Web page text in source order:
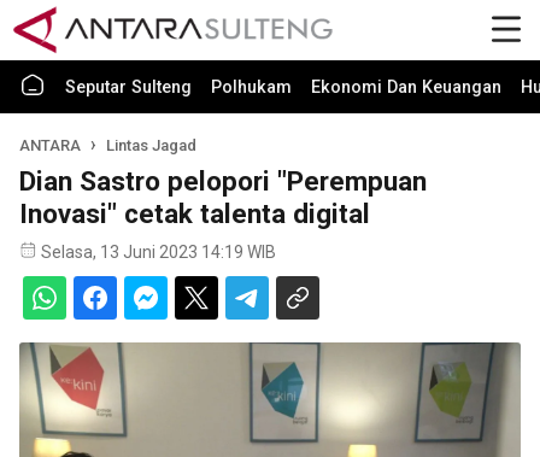
Seputar Sulteng Polhukam Ekonomi Dan Keuangan
ANTARA Lintas Jagad
Dian Sastro pelopori "Perempuan
Inovasi" cetak talenta digital
Selasa, 13 Juni 2023 14:19 WIB